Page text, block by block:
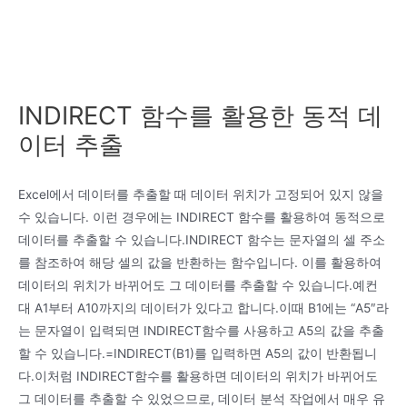
INDIRECT 함수를 활용한 동적 데
이터 추출
Excel에서 데이터를 추출할 때 데이터 위치가 고정되어 있지 않을
수 있습니다. 이런 경우에는 INDIRECT 함수를 활용하여 동적으로
데이터를 추출할 수 있습니다.INDIRECT 함수는 문자열의 셀 주소
를 참조하여 해당 셀의 값을 반환하는 함수입니다. 이를 활용하여
데이터의 위치가 바뀌어도 그 데이터를 추출할 수 있습니다.예컨
대 A1부터 A10까지의 데이터가 있다고 합니다.이때 B1에는 “A5″라
는 문자열이 입력되면 INDIRECT함수를 사용하고 A5의 값을 추출
할 수 있습니다.=INDIRECT(B1)를 입력하면 A5의 값이 반환됩니
다.이처럼 INDIRECT함수를 활용하면 데이터의 위치가 바뀌어도
그 데이터를 추출할 수 있었으므로, 데이터 분석 작업에서 매우 유